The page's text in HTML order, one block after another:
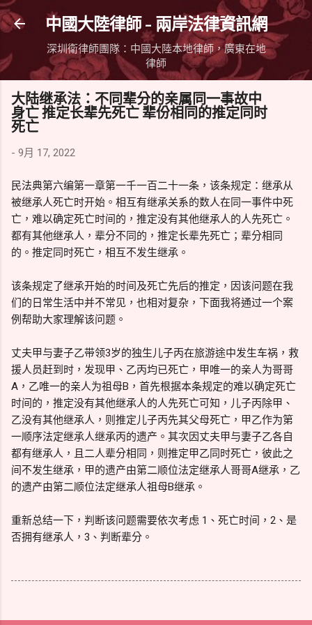
跳到主要內容
中國大陸律師 - 兩岸法律資訊網
深圳衛律師團隊：中國大陸本地律師，廣東在地
律師
大陆继承法：不同辈分的亲属同一事故中
身亡 推定长辈先死亡 辈份相同的推定同时
死亡
- 9月 17, 2022
民法典第六编第一章第一千一百二十一条，该条规定：继承从
被继承人死亡时开始。相互有继承关系的数人在同一事件中死
亡，难以确定死亡时间的，推定没有其他继承人的人先死亡。
都有其他继承人，辈分不同的，推定长辈先死亡；辈分相同
的。推定同时死亡，相互不发生继承。
该条规定了继承开始的时间及死亡先后的推定，因该问题在我
们的日常生活中并不常见，也相对复杂，下面我将通过一个案
例帮助大家理解该问题。
丈夫甲与妻子乙带领3岁的独生儿子丙在旅游途中发生车祸，救
援人员赶到时，发现甲、乙丙均已死亡，甲唯一的亲人为哥哥
A，乙唯一的亲人为祖母B，首先根据本条规定的难以确定死亡
时间的，推定没有其他继承人的人先死亡可知，儿子丙除甲、
乙没有其他继承人，则推定儿子丙先其父母死亡，甲乙作为第
一顺序法定继承人继承丙的遗产。其次因丈夫甲与妻子乙各自
都有继承人，且二人辈分相同，则推定甲乙同时死亡，彼此之
间不发生继承，甲的遗产由第二顺位法定继承人哥哥A继承，乙
的遗产由第二顺位法定继承人祖母B继承。
重新总结一下，判断该问题需要依次考虑 1、死亡时间，2、是
否拥有继承人，3、判断辈分。